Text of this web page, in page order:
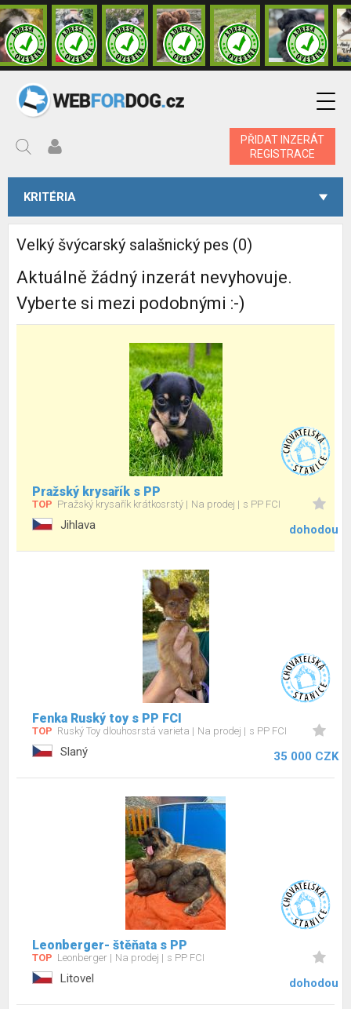
PŘIDAT INZERÁT
REGISTRACE
KRITÉRIA
Velký švýcarský salašnický pes (0)
Aktuálně žádný inzerát nevyhovuje.
Vyberte si mezi podobnými :-)
Pražský krysařík s PP
TOP Pražský krysařík krátkosrstý Na prodej s PP FCI
Jihlava dohodou
Fenka Ruský toy s PP FCI
TOP Ruský Toy dlouhosrstá varieta Na prodej s PP FCI
Slaný 35 000 CZK
Leonberger- štěňata s PP
TOP Leonberger Na prodej s PP FCI
Litovel dohodou